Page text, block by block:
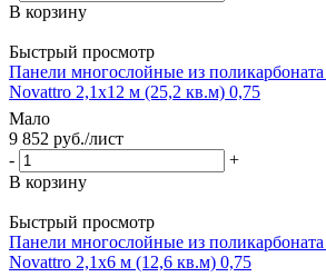
В корзину
Быстрый просмотр
Панели многослойные из
Novattro 2,1х12 м (25,2 кв.м) 0,75
Мало
9 852 руб./лист
-
+
В корзину
Быстрый просмотр
Панели многослойные из
Novattro 2,1х6 м (12,6 кв.м) 0,75